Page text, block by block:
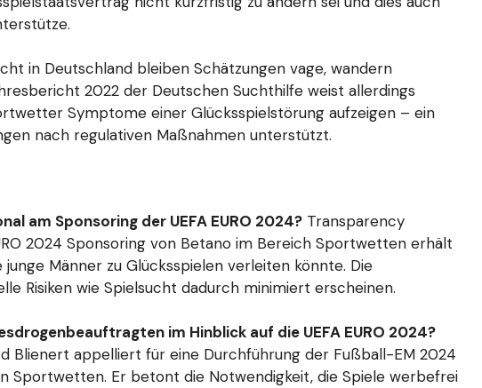
in Deutschland bleiben Schätzungen vage, wandern
2022 der Deutschen Suchthilfe weist allerdings
Symptome einer Glücksspielstörung aufzeigen – ein
nach regulativen Maßnahmen unterstützt.
am Sponsoring der UEFA EURO 2024? Transparency
2024 Sponsoring von Betano im Bereich Sportwetten erhält
Männer zu Glücksspielen verleiten könnte. Die
Risiken wie Spielsucht dadurch minimiert erscheinen.
im Hinblick auf die UEFA EURO 2024?
Blienert appelliert für eine Durchführung der Fußball-EM 2024
Sportwetten. Er betont die Notwendigkeit, die Spiele werbefrei